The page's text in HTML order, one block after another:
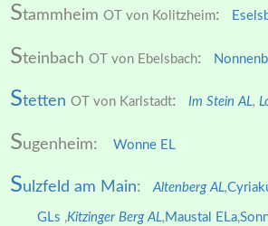
Stammheim OT von Kolitzheim:
Steinbach OT von Ebelsbach:
Stetten OT von Karlstadt: Im Stein AL,
Sugenheim: Wonne EL
Sulzfeld am Main: Altenberg AL,
GLs ,Kitzinger Berg AL, Maustal ELa,